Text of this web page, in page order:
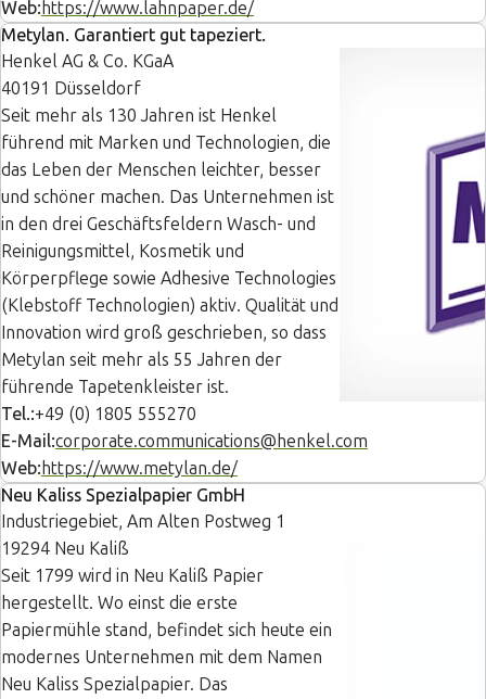
Web: https://www.lahnpaper.de/
Metylan. Garantiert gut tapeziert.
Henkel AG & Co. KGaA
40191 Düsseldorf
Seit mehr als 130 Jahren ist Henkel
führend mit Marken und Technologien, die
das Leben der Menschen leichter, besser
und schöner machen. Das Unternehmen ist
in den drei Geschäftsfeldern Wasch- und
Reinigungsmittel, Kosmetik und
Körperpflege sowie Adhesive Technologies
(Klebstoff Technologien) aktiv. Qualität und
Innovation wird groß geschrieben, so dass
Metylan seit mehr als 55 Jahren der
führende Tapetenkleister ist.
Tel.:+49 (0) 1805 555270
E-Mail:corporate.communications@henkel.com
Web: https://www.metylan.de/
Neu Kaliss Spezialpapier GmbH
Industriegebiet, Am Alten Postweg 1
19294 Neu Kaliß
Seit 1799 wird in Neu Kaliß Papier
hergestellt. Wo einst die erste
Papiermühle stand, befindet sich heute ein
modernes Unternehmen mit dem Namen
Neu Kaliss Spezialpapier. Das